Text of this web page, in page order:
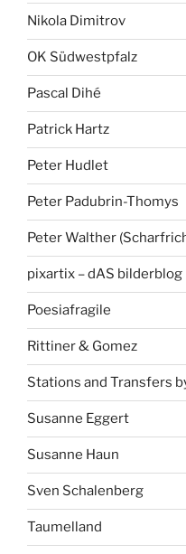
Nikola Dimitrov
OK Südwestpfalz
Pascal Dihé
Patrick Hartz
Peter Hudlet
Peter Padubrin-Thomys
Peter Walther
pixartix – dAS bilderblog
Poesiafragile
Rittiner & Gomez
Stations and Transfers
Susanne Eggert
Susanne Haun
Sven Schalenberg
Taumelland